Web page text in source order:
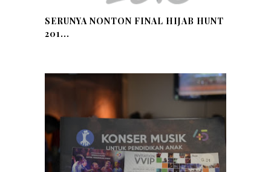
SERUNYA NONTON FINAL HIJAB HUNT
201...